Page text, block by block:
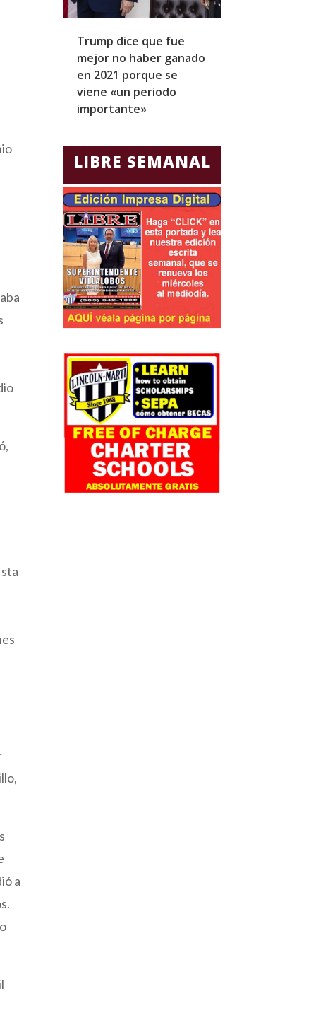
a
Trump dice que fue
mejor no haber ganado
en 2021 porque se
viene «un periodo
importante»
LIBRE SEMANAL